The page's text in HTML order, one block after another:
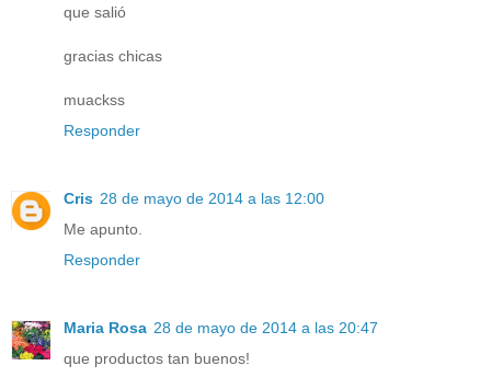
que salió
gracias chicas
muackss
Responder
Cris 28 de mayo de 2014 a las 12:00
Me apunto.
Responder
Maria Rosa 28 de mayo de 2014 a las 20:47
que productos tan buenos!